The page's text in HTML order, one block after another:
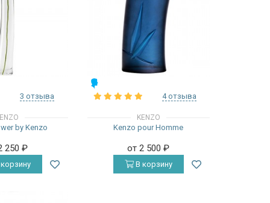
3 отзыва
by Kenzo
250₽
4 отзыва
KENZO
Kenzo pour Homme
от 2 500₽
В корзину